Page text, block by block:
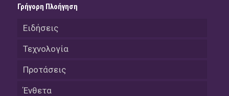
Γρήγορη Πλοήγηση
Ειδήσεις
Τεχνολογία
Προτάσεις
Ένθετα